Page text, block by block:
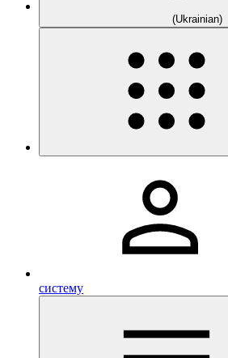
(Ukrainian)
систему